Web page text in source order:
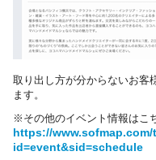
取り出し方が分からないお客
ます。
※その他のイベント情報はこ
https://
id=event&sid=schedule